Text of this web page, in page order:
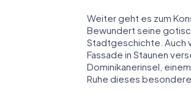
Weiter geht es zum
Bewundert seine
Stadtgeschichte. Auch
Fassade in Staunen
Dominikanerinsel,
Ruhe dieses